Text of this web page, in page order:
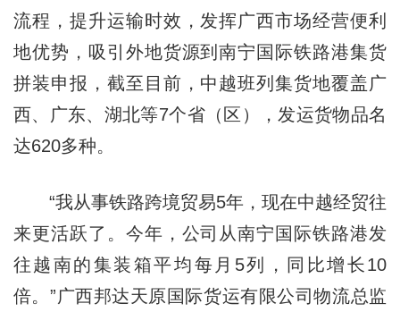
流程，提升运输时效，发挥广西市场经营便利
地优势，吸引外地货源到南宁国际铁路港集货
拼装申报，截至目前，中越班列集货地覆盖广
西、广东、湖北等7个省（区），发运货物品名
达620多种。
“我从事铁路跨境贸易5年，现在中越经贸往
来更活跃了。今年，公司从南宁国际铁路港发
往越南的集装箱平均每月5列，同比增长10
倍。”广西邦达天原国际货运有限公司物流总监